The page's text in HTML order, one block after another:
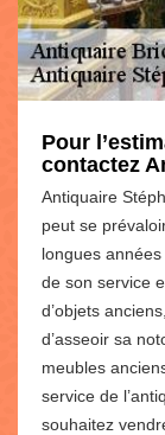
Pour
contactez
Antiquaire
peut se
longues
de son service
d’objets
d’asseoir sa
meubles
service de
souhaitez